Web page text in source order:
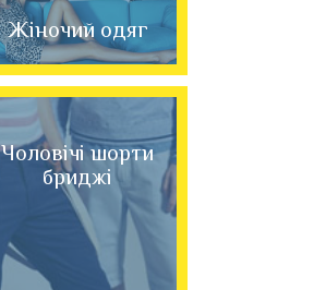
Жіночий одяг
Чоловічі шорти
бриджі